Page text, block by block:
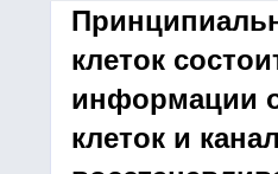
клеток
информации
клеток и